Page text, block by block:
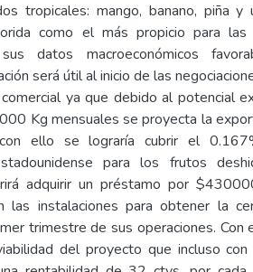
tropicales: mango, banano, piña y
como el más propicio para las
datos macroeconómicos
será útil al inicio de las
ya que debido al potencial
Kg mensuales se proyecta la
ello se lograría cubrir el
para los frutos
adquirir un préstamo por
las instalaciones para obtener la
trimestre de sus operaciones. Con
del proyecto que incluso con